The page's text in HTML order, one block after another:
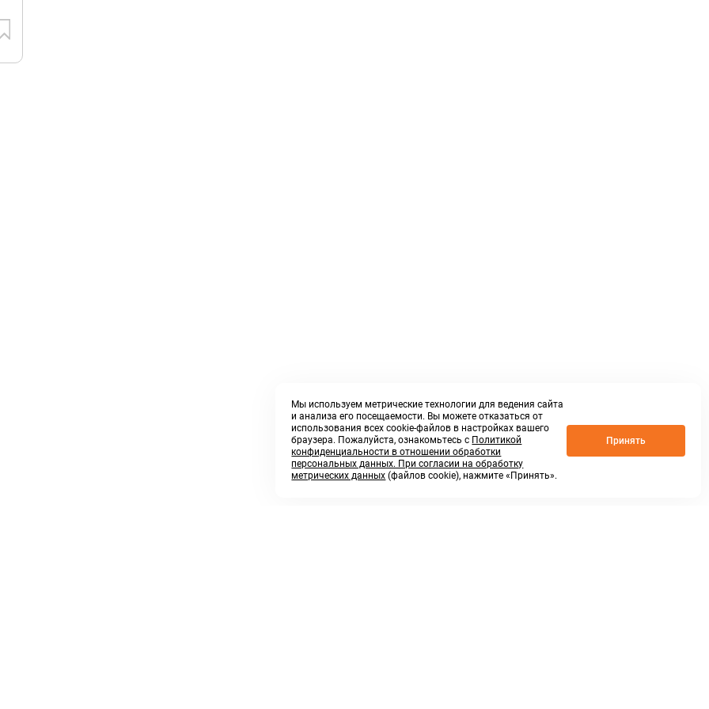
Мы используем метрические технологии для ведения сайта
и анализа его посещаемости. Вы можете отказаться от
использования всех cookie-файлов в настройках вашего
браузера. Пожалуйста, ознакомьтесь с Политикой
конфиденциальности в отношении обработки
персональных данных. При согласии на обработку
метрических данных (файлов cookie), нажмите «Принять».
Принять